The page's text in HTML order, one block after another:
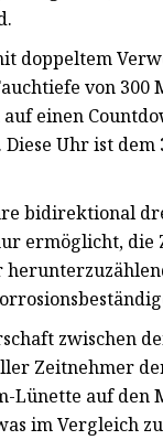
doppeltem
von
einen
Uhr ist
bidirektional
ermöglicht, die
zwischen
Zeitnehmer
auf den
im Vergleich